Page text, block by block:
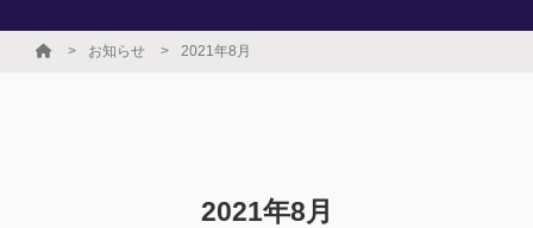
お知らせ 2021年8月
2021年8月